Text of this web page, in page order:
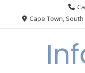
Cape Town,